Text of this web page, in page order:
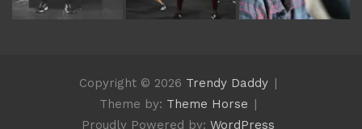
Copyright © 2026 Trendy Daddy
Theme by: Theme Horse
Proudly Powered by: WordPress